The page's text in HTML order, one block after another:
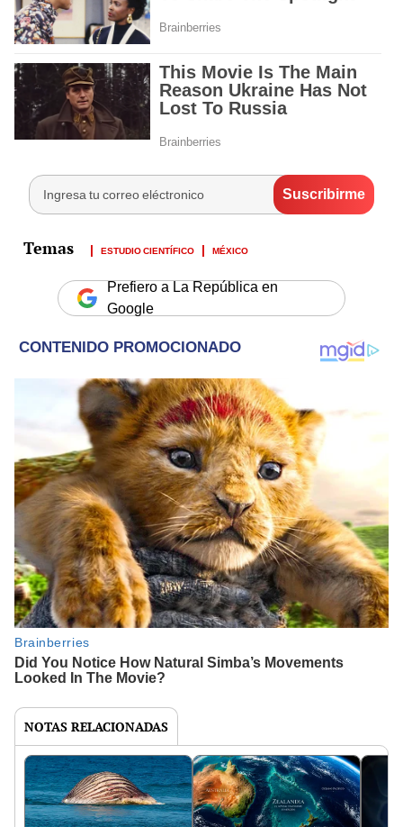
ESTUDIO CIENTÍFICO MÉXICO
Prefiero a La República en
Google
NOTAS RELACIONADAS